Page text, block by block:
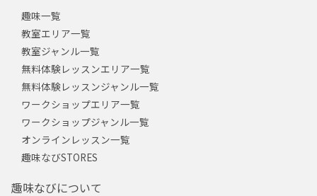
趣味一覧
教室エリア一覧
教室ジャンル一覧
無料体験レッスンエリア一覧
無料体験レッスンジャンル一覧
ワークショップエリア一覧
ワークショップジャンル一覧
オンラインレッスン一覧
趣味なびSTORES
趣味なびについて